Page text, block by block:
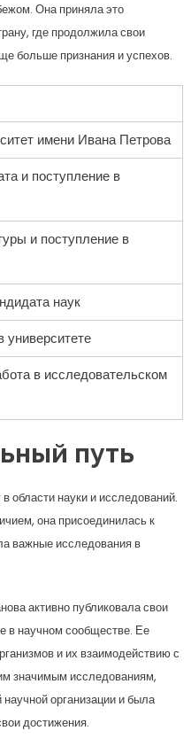
Она приняла это
где продолжила свои
больше признания и успехов.
имени Ивана Петрова
и поступление в
и поступление в
наук
в исследовательском
путь
области науки и исследований.
она присоединилась к
важные исследования в
активно публиковала свои
в научном сообществе. Ее
и их взаимодействию с
значимым исследованиям,
организации и была
достижения.